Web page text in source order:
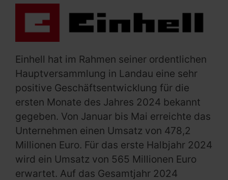
Einhell hat im Rahmen seiner ordentlichen
Hauptversammlung in Landau eine sehr
positive Geschäftsentwicklung für die
ersten Monate des Jahres 2024 bekannt
gegeben. Von Januar bis Mai erreichte das
Unternehmen einen Umsatz von 478,2
Millionen Euro. Für das erste Halbjahr 2024
wird ein Umsatz von 565 Millionen Euro
erwartet. Auf das Gesamtjahr 2024